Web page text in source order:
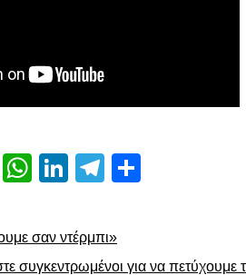
Pinterest
WhatsApp
LinkedIn
Telegram
σαν ντέρμπι»
συγκεντρωμένοι για να πετύχουμε